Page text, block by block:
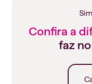
Confira a
faz